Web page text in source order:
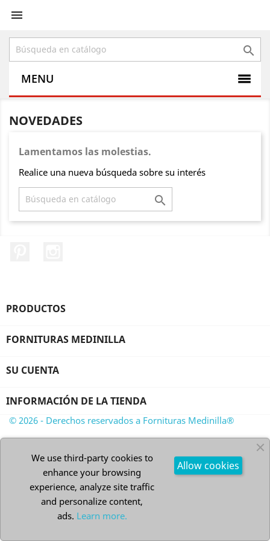


MENU
NOVEDADES
Lamentamos las molestias.
Realice una nueva búsqueda sobre su interés

PRODUCTOS
FORNITURAS MEDINILLA
SU CUENTA
INFORMACIÓN DE LA TIENDA
© 2026 - Derechos reservados a Fornituras Medinilla®
We use third-party cookies to
enhance your browsing
experience, analyze site traffic
and personalize content,
ads. Learn more.
Allow cookies